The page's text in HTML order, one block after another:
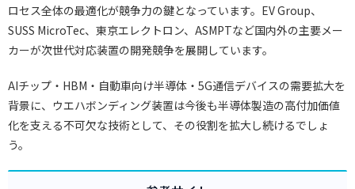
ロセス全体の最適化が競争力の鍵となっています。EV Group、
SUSS MicroTec、東京エレクトロン、ASMPTなど国内外の主要メー
カーが次世代対応装置の開発競争を展開しています。
AIチップ・HBM・自動車向け半導体・5G通信デバイスの需要拡大を
背景に、ウエハボンディング装置は今後も半導体製造の高付加価値
化を支える不可欠な技術として、その役割を拡大し続けるでしょ
う。